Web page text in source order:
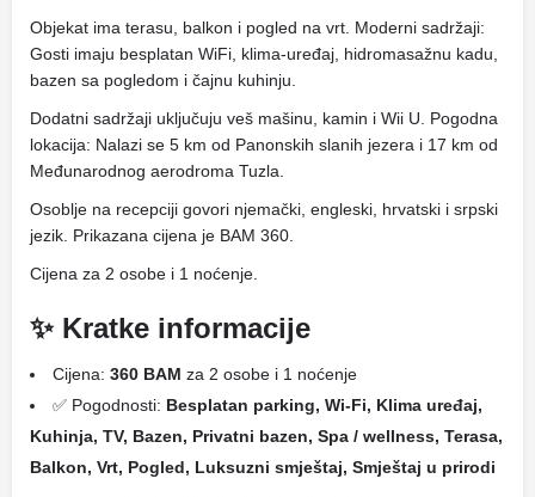
Objekat ima terasu, balkon i pogled na vrt. Moderni sadržaji:
Gosti imaju besplatan WiFi, klima-uređaj, hidromasažnu kadu,
bazen sa pogledom i čajnu kuhinju.
Dodatni sadržaji uključuju veš mašinu, kamin i Wii U. Pogodna
lokacija: Nalazi se 5 km od Panonskih slanih jezera i 17 km od
Međunarodnog aerodroma Tuzla.
Osoblje na recepciji govori njemački, engleski, hrvatski i srpski
jezik. Prikazana cijena je BAM 360.
Cijena za 2 osobe i 1 noćenje.
✨ Kratke informacije
Cijena: 360 BAM za 2 osobe i 1 noćenje
✅ Pogodnosti: Besplatan parking, Wi-Fi, Klima uređaj,
Kuhinja, TV, Bazen, Privatni bazen, Spa / wellness, Terasa,
Balkon, Vrt, Pogled, Luksuzni smještaj, Smještaj u prirodi